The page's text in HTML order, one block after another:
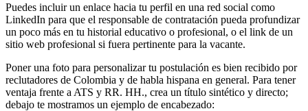
Puedes incluir un enlace hacia tu perfil en una red social como
LinkedIn para que el responsable de contratación pueda profundizar
un poco más en tu historial educativo o profesional, o el link de un
sitio web profesional si fuera pertinente para la vacante.
Poner una foto para personalizar tu postulación es bien recibido por
reclutadores de Colombia y de habla hispana en general. Para tener
ventaja frente a ATS y RR. HH., crea un título sintético y directo;
debajo te mostramos un ejemplo de encabezado: